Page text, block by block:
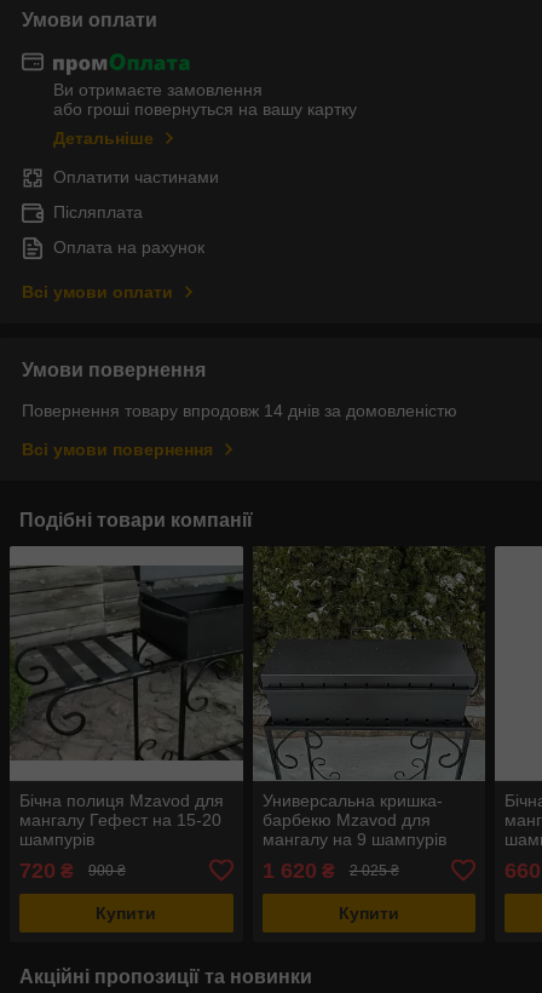
Умови оплати
Ви отримаєте замовлення
або гроші повернуться на вашу картку
Детальніше
Оплатити частинами
Післяплата
Оплата на рахунок
Всі умови оплати
Умови повернення
Повернення товару впродовж 14 днів за домовленістю
Всі умови повернення
Подібні товари компанії
Бічна полиця Mzavod для
мангалу Гефест на 15-20
шампурів
720 ₴ 900 ₴
Купити
Универсальна кришка-
барбекю Mzavod для
мангалу на 9 шампурів
1 620 ₴ 2 025 ₴
Купити
660
Акційні пропозиції та новинки